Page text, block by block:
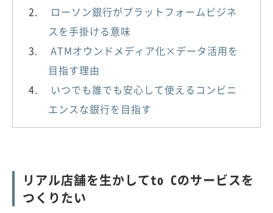
ローソン銀行がプラットフォームビジネ
スを手掛ける意味
ATMオウンドメディア化×データ活用を
目指す理由
いつでも誰でも安心して使えるコンビニ
エンスな銀行を目指す
リアル店舗を生かしてto Cのサービスを
つくりたい